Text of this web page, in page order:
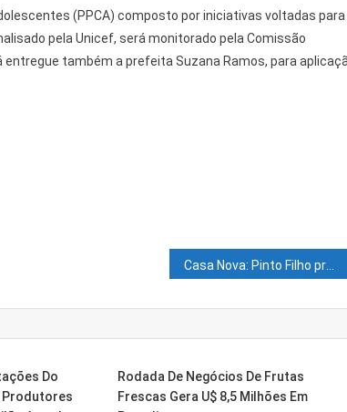
(PPCA) composto por iniciativas voltadas para
pela Unicef, será monitorado pela Comissão
entregue também a prefeita Suzana Ramos, para
Do
Produtores
Rodada De Negócios De Frutas
Frescas Gera U$ 8,5 Milhões Em